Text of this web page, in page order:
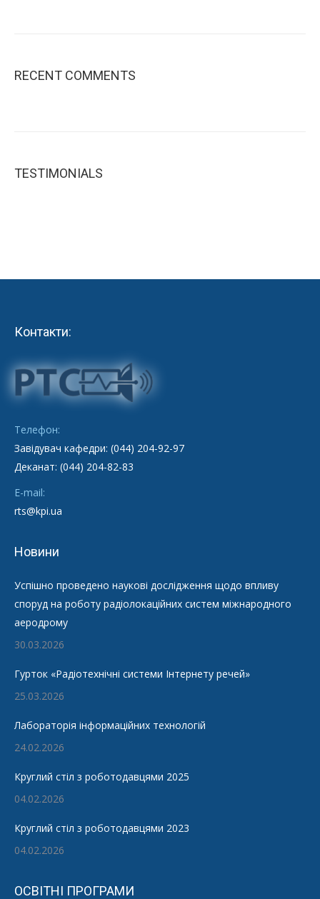
RECENT COMMENTS
TESTIMONIALS
Контакти:
Телефон:
Завідувач кафедри: (044) 204-92-97
Деканат: (044) 204-82-83
E-mail:
rts@kpi.ua
Новини
Успішно проведено наукові дослідження щодо впливу
споруд на роботу радіолокаційних систем міжнародного
аеродрому
30.03.2026
Гурток «Радіотехнічні системи Інтернету речей»
25.03.2026
Лабораторія інформаційних технологій
24.02.2026
Круглий стіл з роботодавцями 2025
04.02.2026
Круглий стіл з роботодавцями 2023
04.02.2026
ОСВІТНІ ПРОГРАМИ